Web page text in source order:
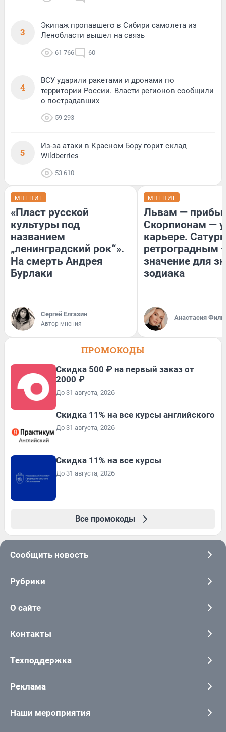
3
Экипаж пропавшего в Сибири самолета из
Ленобласти вышел на связь
61 766 60
4
ВСУ ударили ракетами и дронами по
территории России. Власти регионов сообщили
о пострадавших
59 293
5
Из-за атаки в Красном Бору горит склад
Wildberries
53 610
МНЕНИЕ
«Пласт русской
культуры под
названием
„ленинградский рок“».
На смерть Андрея
Бурлаки
Сергей Елгазин
Автор мнения
МНЕНИЕ
Львам —
Скорпионам —
карьере.
ретроградным
значение для
зодиака
Анастасия
ПРОМОКОДЫ
Скидка 500 ₽ на первый заказ от
2000 ₽
До 31 августа, 2026
Скидка 11% на все курсы английского
До 31 августа, 2026
Скидка 11% на все курсы
До 31 августа, 2026
Все промокоды
Сообщить новость
Рубрики
О сайте
Контакты
Техподдержка
Реклама
Наши мероприятия